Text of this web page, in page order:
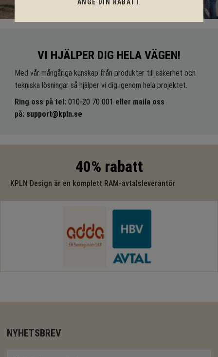
VI HJÄLPER DIG HELA VÄGEN!
Med vår mångåriga kunskap från produkter till säkerhet och
tekniska lösningar så hjälper vi dig igenom hela projektet.
Ring oss på tel: 010-20 70 001 eller maila oss
på: support@kpln.se
40% rabatt
KPLN Design är en komplett RAM-avtalsleverantör
NYHETSBREV
ANGE DIN RABATT